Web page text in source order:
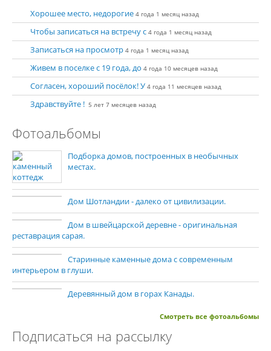
Хорошее место, недорогие 4 года 1 месяц назад
Чтобы записаться на встречу с 4 года 1 месяц назад
Записаться на просмотр 4 года 1 месяц назад
Живем в поселке с 19 года, до 4 года 10 месяцев назад
Согласен, хороший посёлок! У 4 года 11 месяцев назад
Здравствуйте ! 5 лет 7 месяцев назад
Фотоальбомы
Подборка домов, построенных в необычных
местах.
Дом Шотландии - далеко от цивилизации.
Дом в швейцарской деревне - оригинальная
реставрация сарая.
Старинные каменные дома с современным
интерьером в глуши.
Деревянный дом в горах Канады.
Смотреть все фотоальбомы
Подписаться на рассылку